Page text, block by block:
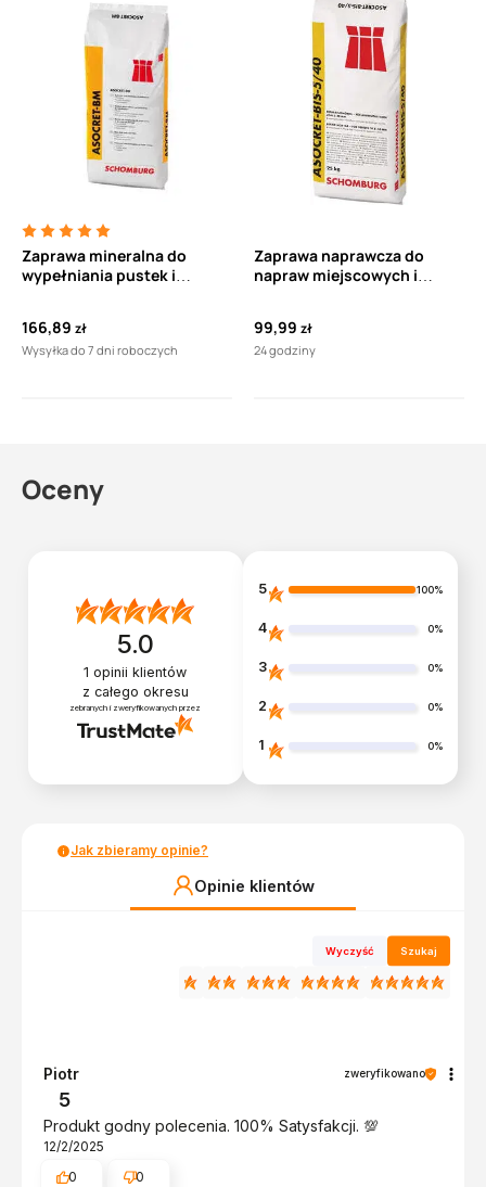
Zaprawa mineralna do
wypełniania pustek i
25 kg
166,89 zł
Wysyłka do 7 dni roboczych
Zaprawa naprawcza do
napraw miejscowych i
betonu w zakresie grubości
od 5 do 40 mm SCHOMBURG
99,99 zł
24 godziny
Oceny
5.0
1 opinii klientów
z całego okresu
zebranych i zweryfikowanych przez
5 100%
4 0%
3 0%
2 0%
1 0%
Jak zbieramy opinie?
Opinie klientów
Wyczyść Szukaj
Piotr zweryfikowano
5
Produkt godny polecenia. 100% Satysfakcji. 💯
12/2/2025
0
0